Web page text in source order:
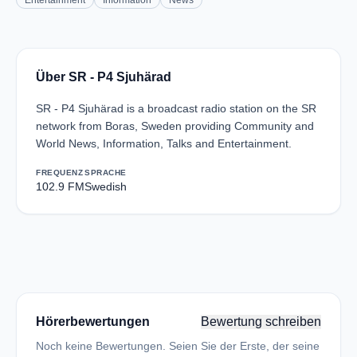
Über SR - P4 Sjuhärad
SR - P4 Sjuhärad is a broadcast radio station on the SR
network from Boras, Sweden providing Community and
World News, Information, Talks and Entertainment.
FREQUENZ
102.9 FM
SPRACHE
Swedish
Hörerbewertungen Bewertung schreiben
Noch keine Bewertungen. Seien Sie der Erste, der seine